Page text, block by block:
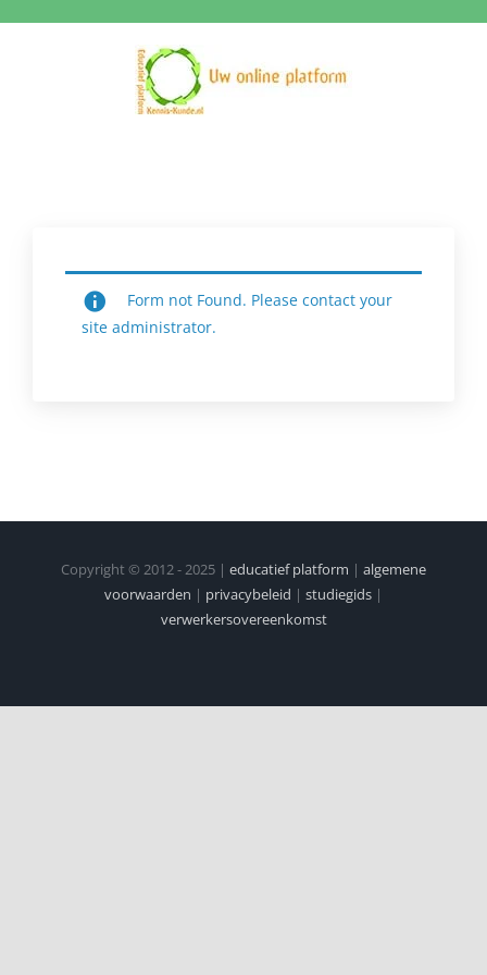
Form not Found. Please contact your
site administrator.
Copyright © 2012 - 2025 | educatief platform | algemene
voorwaarden | privacybeleid | studiegids |
verwerkersovereenkomst